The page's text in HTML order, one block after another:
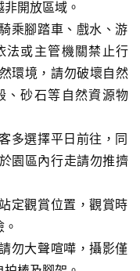
開放區域。
乘腳踏車、戲水、游
法或主管機關禁止行
環境，請勿破壞自然
、砂石等自然資源物
多選擇平日前往，同
園區內行走請勿推擠
定觀賞位置，觀賞時
勿大聲喧嘩，攝影僅